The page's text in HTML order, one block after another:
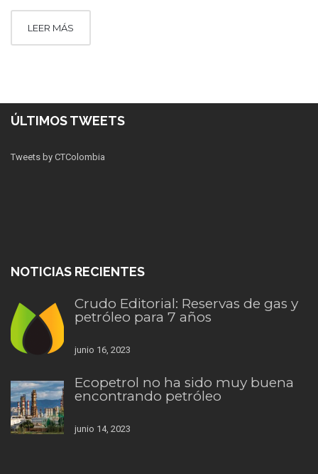
LEER MÁS
ÚLTIMOS TWEETS
Tweets by CTColombia
NOTICIAS RECIENTES
Crudo Editorial: Reservas de gas y
petróleo para 7 años
junio 16, 2023
Ecopetrol no ha sido muy buena
encontrando petróleo
junio 14, 2023